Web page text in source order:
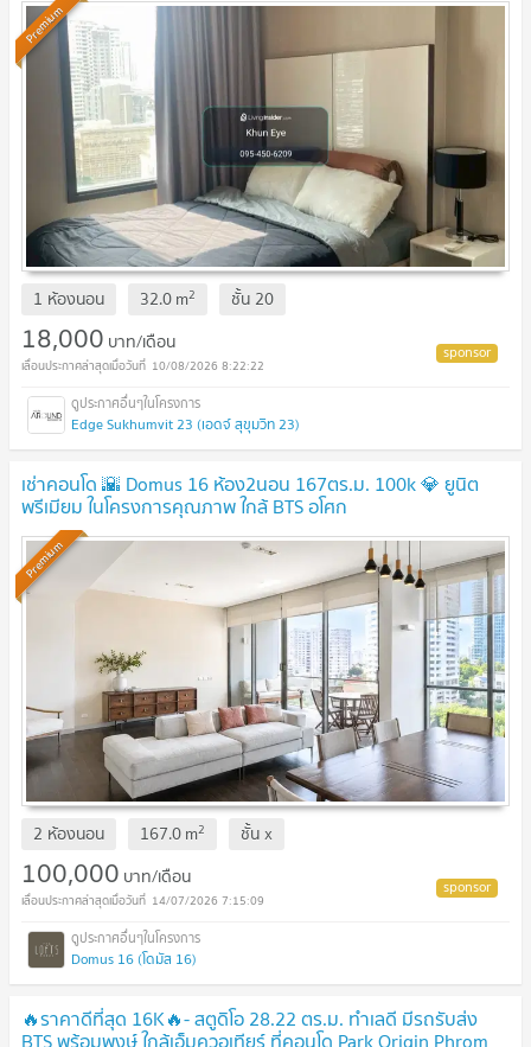
Premium
1 ห้องนอน 32.0m2 ชั้น 20
18,000 บาท/เดือน
10/08/2026 8:22:22
Edge Sukhumvit 23 (เอดจ์ สุขุมวิท 23)
เช่าคอนโด 🌇 Domus 16 ห้อง2นอน 167ตร.ม. 100k 💎 ยูนิต
พรีเมียม ในโครงการคุณภาพ ใกล้ BTS อโศก
Premium
2 ห้องนอน 167.0m2 ชั้นx
100,000 บาท/เดือน
14/07/2026 7:15:09
Domus 16 (โดมัส 16)
🔥ราคาดีที่สุด 16K🔥- สตูดิโอ 28.22 ตร.ม. ทำเลดี มีรถรับส่ง